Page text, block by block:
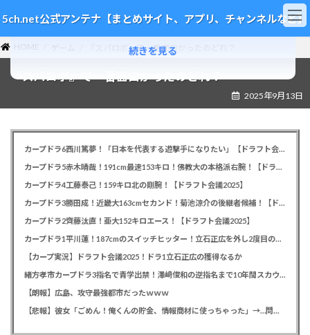
ン
テ
ン
ツ
ビ
ゲ
ー
シ
5ch.net公式アンテナ【まとめサイト、アプリ、チャンネルなど】
ゲーム 『スパロボ』で一番面白かったのどれ？
『スパロボ』で一番面白かったのどれ？
2025年9月13日
カープドラ6西川篤夢！「日本を代表する遊撃手になりたい」【ドラフト会議2025】
カープドラ5赤木晴哉！191cm最速153キロ！佛教大の本格派右腕！【ドラフト会議2025】
カープドラ4工藤泰己！159キロ北の剛腕！【ドラフト会議2025】
カープドラ3勝田成！近畿大163cmセカンド！菊池涼介の後継者候補！【ドラフト会議2025】
カープドラ2齊藤汰直！亜大152キロエース！【ドラフト会議2025】
カープドラ1平川蓮！187cmのスイッチヒッター！立石正広を外し2度目の重複も新井監督がクジを引き当てる！【ドラフト会議2025】
【カープ実況】ドラフト会議2025！ドラ1立石正広の獲得なるか
緒方孝市カープドラ3指名で青学出禁！澤﨑俊和の逆指名まで10年間スカウト出禁
【朗報】広島、攻守最強都市だったｗｗｗ
【悲報】彼女「ごめん！俺くんの貯金、情報商材に使っちゃった」→…問い詰めたらギャン泣きされたんだが俺が悪いのか？
続きを見る